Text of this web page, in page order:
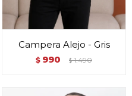
Campera Alejo - Gris
$ 990 $ 1.490